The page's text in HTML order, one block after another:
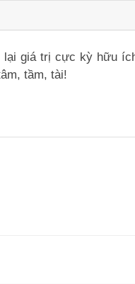
giá trị cực kỳ hữu
tầm, tài!